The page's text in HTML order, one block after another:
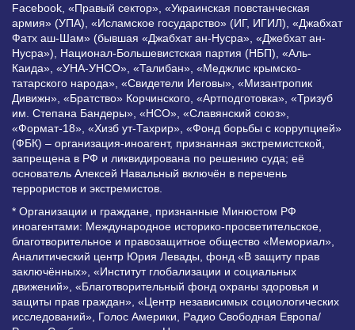
Facebook, «Правый сектор», «Украинская повстанческая
армия» (УПА), «Исламское государство» (ИГ, ИГИЛ), «Джабхат
Фатх аш-Шам» (бывшая «Джабхат ан-Нусра», «Джебхат ан-
Нусра»), Национал-Большевистская партия (НБП), «Аль-
Каида», «УНА-УНСО», «Талибан», «Меджлис крымско-
татарского народа», «Свидетели Иеговы», «Мизантропик
Дивижн», «Братство» Корчинского, «Артподготовка», «Тризуб
им. Степана Бандеры», «НСО», «Славянский союз»,
«Формат-18», «Хизб ут-Тахрир», «Фонд борьбы с коррупцией»
(ФБК) – организация-иноагент, признанная экстремистской,
запрещена в РФ и ликвидирована по решению суда; её
основатель Алексей Навальный включён в перечень
террористов и экстремистов.
* Организации и граждане, признанные Минюстом РФ
иноагентами: Международное историко-просветительское,
благотворительное и правозащитное общество «Мемориал»,
Аналитический центр Юрия Левады, фонд «В защиту прав
заключённых», «Институт глобализации и социальных
движений», «Благотворительный фонд охраны здоровья и
защиты прав граждан», «Центр независимых социологических
исследований», Голос Америки, Радио Свободная Европа/